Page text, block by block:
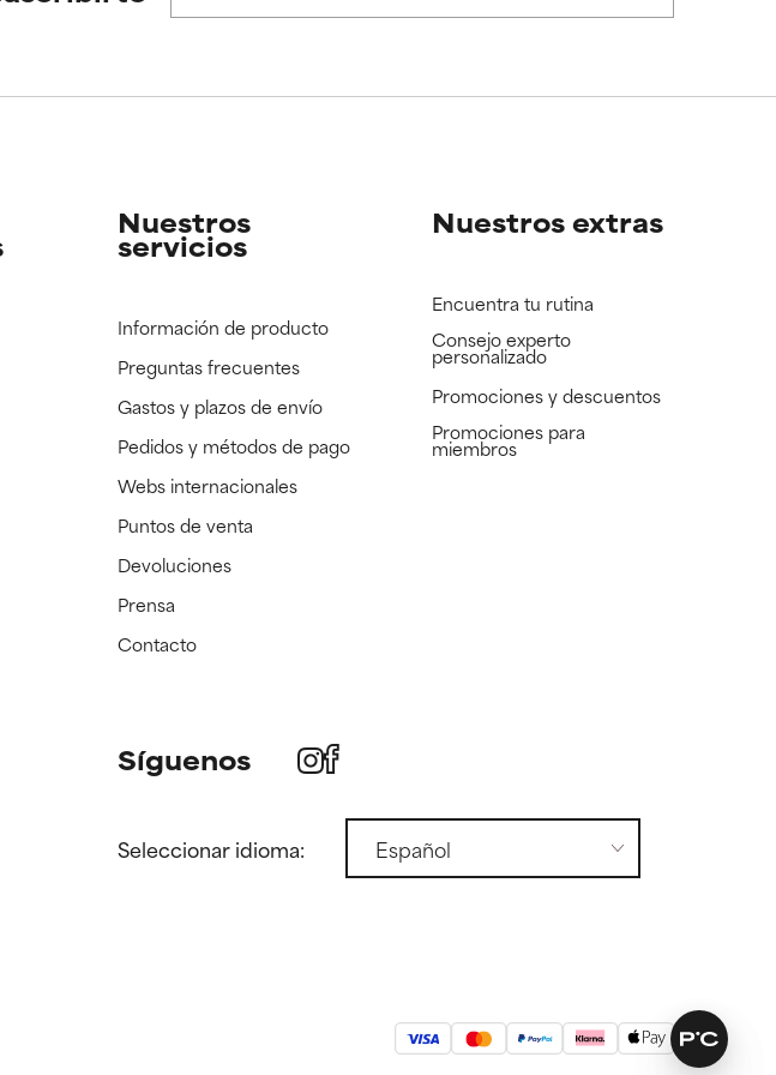
Nuestros
servicios
Información de producto
Preguntas frecuentes
Gastos y plazos de envío
Pedidos y métodos de pago
Webs internacionales
Puntos de venta
Devoluciones
Prensa
Contacto
Nuestros extras
Encuentra tu rutina
Consejo experto
personalizado
Promociones y descuentos​
Promociones para
miembros
Síguenos
Seleccionar idioma: